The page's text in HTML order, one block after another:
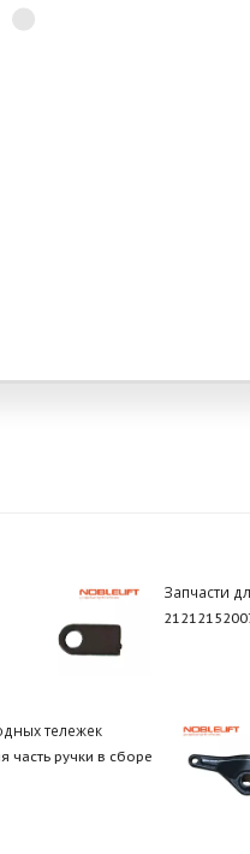
Запчасти
тележек
часть ручки в сборе